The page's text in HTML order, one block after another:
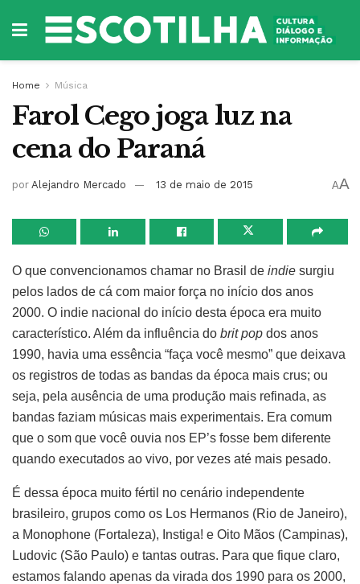
Home Música
Farol Cego joga luz na
cena do Paraná
por Alejandro Mercado 13 de maio de 2015 AA
O que convencionamos chamar no Brasil de indie surgiu
pelos lados de cá com maior força no início dos anos
2000. O indie nacional do início desta época era muito
característico. Além da influência do brit pop dos anos
1990, havia uma essência “faça você mesmo” que deixava
os registros de todas as bandas da época mais crus; ou
seja, pela ausência de uma produção mais refinada, as
bandas faziam músicas mais experimentais. Era comum
que o som que você ouvia nos EP’s fosse bem diferente
quando executados ao vivo, por vezes até mais pesado.
É dessa época muito fértil no cenário independente
brasileiro, grupos como os Los Hermanos (Rio de Janeiro),
a Monophone (Fortaleza), Instiga! e Oito Mãos (Campinas),
Ludovic (São Paulo) e tantas outras. Para que fique claro,
estamos falando apenas da virada dos 1990 para os 2000,